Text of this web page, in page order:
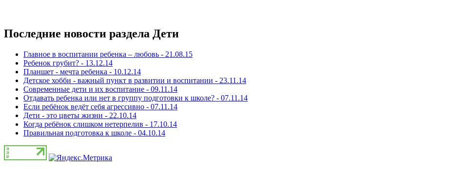
Последние новости раздела Дети
Главное в воспитании ребенка – любовь - 21.08.15
Ребенок грубит? - 13.12.14
Планшет - мечта ребенка - 10.12.14
Детское хобби - важный пункт в развитии и воспитании - 23.11.14
Современные дети и их воспитание - 09.11.14
Отдавать ребенка или нет в группу подготовки к школе? - 07.11.14
Если ребёнок ведёт себя агрессивно - 07.11.14
Дети - это цветы жизни - 22.10.14
Когда ребёнок слишком нетерпелив - 17.10.14
Правильная подготовка к школе - 04.10.14